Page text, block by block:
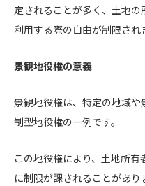
定されることが多く、土地
利用する際の自由が制限され
景観地役権の意義
景観地役権は、特定の地域
制型地役権の一例です。
この地役権により、土地所
に制限が課されることがあり